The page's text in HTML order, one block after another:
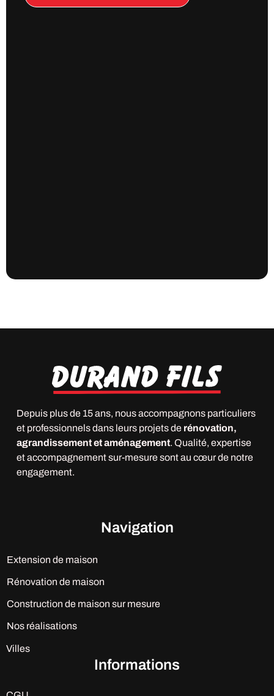
Depuis plus de 15 ans, nous accompagnons particuliers
et professionnels dans leurs projets de rénovation,
agrandissement et aménagement. Qualité, expertise
et accompagnement sur-mesure sont au cœur de notre
engagement.
Navigation
Extension de maison
Rénovation de maison
Construction de maison sur mesure
Nos réalisations
Villes
Informations